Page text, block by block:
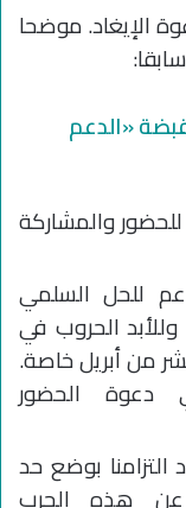
الإيغاد. موضحا
«الدعم
والمشاركة
للحل السلمي
الحروب في
من أبريل خاصة.
دعوة الحضور
التزامنا بوضع حد
عن هذه الحرب